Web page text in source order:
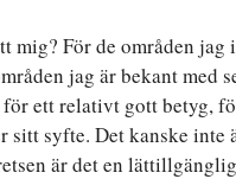
mig? För de områden
jag är bekant med
ett relativt gott betyg,
sitt syfte. Det kanske inte
är det en